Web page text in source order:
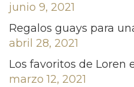
junio 9, 2021
Regalos guays para
abril 28, 2021
Los favoritos de Loren
marzo 12, 2021